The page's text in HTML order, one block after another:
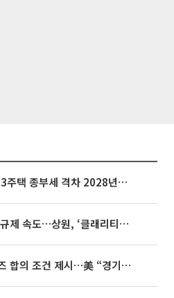
종부세 개편에도…1·3주택 종부세 격차 2028년부터 확대
미국, 가상자산 포괄 규제 속도…상원, ‘클래리티법’ 9월 절차투표 추진
이란, 미국에 호르무즈 합의 조건 제시…美 “경기 아직 안 끝나” [종합]